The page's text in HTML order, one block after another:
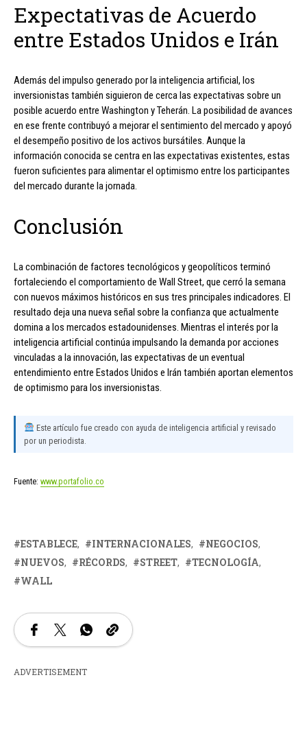
Expectativas de Acuerdo
entre Estados Unidos e Irán
Además del impulso generado por la inteligencia artificial, los
inversionistas también siguieron de cerca las expectativas sobre un
posible acuerdo entre Washington y Teherán. La posibilidad de avances
en ese frente contribuyó a mejorar el sentimiento del mercado y apoyó
el desempeño positivo de los activos bursátiles. Aunque la
información conocida se centra en las expectativas existentes, estas
fueron suficientes para alimentar el optimismo entre los participantes
del mercado durante la jornada.
Conclusión
La combinación de factores tecnológicos y geopolíticos terminó
fortaleciendo el comportamiento de Wall Street, que cerró la semana
con nuevos máximos históricos en sus tres principales indicadores. El
resultado deja una nueva señal sobre la confianza que actualmente
domina a los mercados estadounidenses. Mientras el interés por la
inteligencia artificial continúa impulsando la demanda por acciones
vinculadas a la innovación, las expectativas de un eventual
entendimiento entre Estados Unidos e Irán también aportan elementos
de optimismo para los inversionistas.
Este artículo fue creado con ayuda de inteligencia artificial y revisado
por un periodista.
Fuente: www.portafolio.co
ESTABLECE INTERNACIONALES
NEGOCIOS
NUEVOS
RÉCORDS STREET
TECNOLOGÍA
WALL
ADVERTISEMENT